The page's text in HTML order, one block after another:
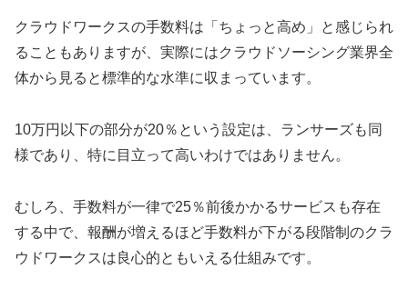
クラウドワークスの手数料は「ちょっと高め」と感じられ
ることもありますが、実際にはクラウドソーシング業界全
体から見ると標準的な水準に収まっています。
10万円以下の部分が20％という設定は、ランサーズも同
様であり、特に目立って高いわけではありません。
むしろ、手数料が一律で25％前後かかるサービスも存在
する中で、報酬が増えるほど手数料が下がる段階制のクラ
ウドワークスは良心的ともいえる仕組みです。